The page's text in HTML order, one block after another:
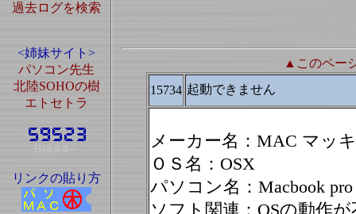
▲このペー
15734 起動できません
メーカー名：MAC マッ
ＯＳ名：OSX
パソコン名：Macbook pro
ソフト関連：OSの動作が
過去ログを検索
<姉妹サイト>
パソコン先生
北陸SOHOの樹
エトセトラ
H16.9.6～
リンクの貼り方